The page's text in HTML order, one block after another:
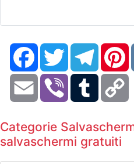
FacebookTwitter Telegram
Email Viber Tumblr
Categorie
salvaschermi gratuiti